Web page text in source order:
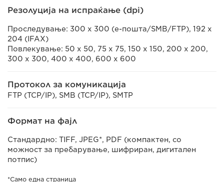
Резолуција на испраќање (dpi)
Проследување: 300 x 300 (е-пошта/SMB/FTP), 192 x
204 (IFAX)
Повлекување: 50 x 50, 75 x 75, 150 x 150, 200 x 200,
300 x 300, 400 x 400, 600 x 600
Протокол за комуникација
FTP (TCP/IP), SMB (TCP/IP), SMTP
Формат на фајл
Стандардно: TIFF, JPEG*, PDF (компактен, со
можност за пребарување, шифриран, дигитален
потпис)
*Само една страница